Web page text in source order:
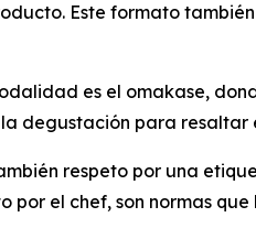
Este formato
es el omakase,
degustación para
respeto por una
por el chef, son normas